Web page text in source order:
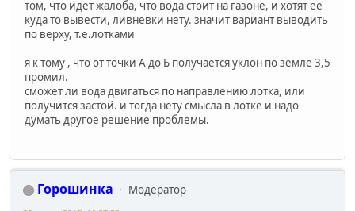
том, что идет жалоба, что вода стоит на газоне, и хотят ее
куда то вывести, ливневки нету. значит вариант выводить
по верху, т.е.лотками
я к тому , что от точки А до Б получается уклон по земле 3,5
промил.
сможет ли вода двигаться по направлению лотка, или
получится застой. и тогда нету смысла в лотке и надо
думать другое решение проблемы.
Горошинка
Модератор